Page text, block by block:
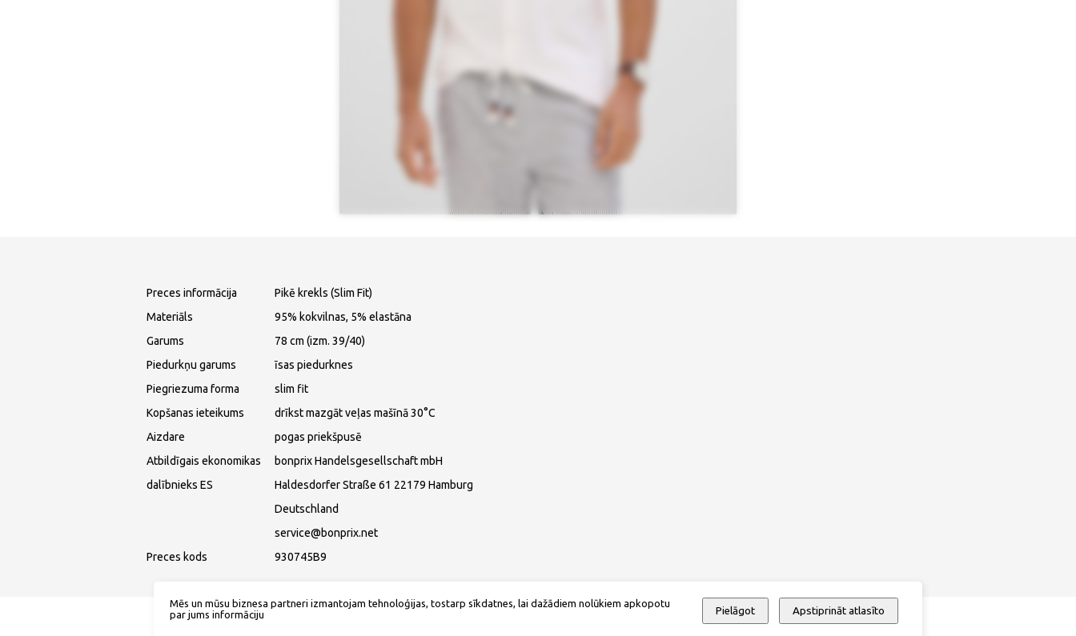
Preces informācija
Pikē krekls (Slim Fit)
Materiāls
95% kokvilnas, 5% elastāna
Garums
78 cm (izm. 39/40)
Piedurkņu garums
īsas piedurknes
Piegriezuma forma
slim fit
Kopšanas ieteikums
drīkst mazgāt veļas mašīnā 30°C
Aizdare
pogas priekšpusē
Atbildīgais ekonomikas
dalībnieks ES
bonprix Handelsgesellschaft mbH
Haldesdorfer Straße 61 22179 Hamburg
Deutschland
service@bonprix.net
Preces kods
930745B9
Mēs un mūsu biznesa partneri izmantojam tehnoloģijas, tostarp sīkdatnes, lai dažādiem nolūkiem apkopotu
par jums informāciju
Pielāgot Apstiprināt atlasīto